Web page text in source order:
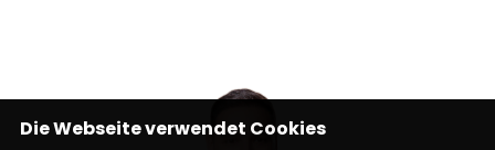
Die Webseite verwendet Cookies